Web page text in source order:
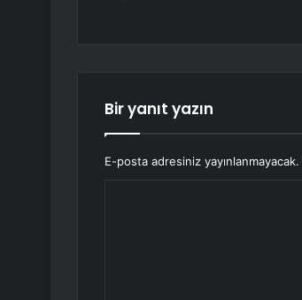
Bir yanıt yazın
E-posta adresiniz yayınlanmayacak.